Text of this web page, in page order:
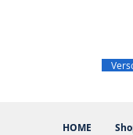
HOME